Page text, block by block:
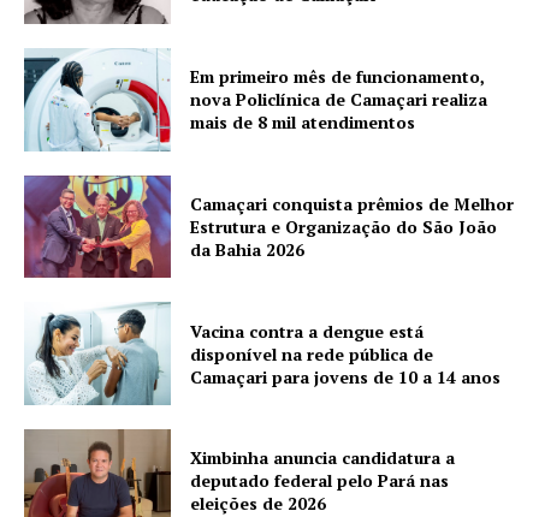
Em primeiro mês de funcionamento,
nova Policlínica de Camaçari realiza
mais de 8 mil atendimentos
Camaçari conquista prêmios de Melhor
Estrutura e Organização do São João
da Bahia 2026
Vacina contra a dengue está
disponível na rede pública de
Camaçari para jovens de 10 a 14 anos
Ximbinha anuncia candidatura a
deputado federal pelo Pará nas
eleições de 2026